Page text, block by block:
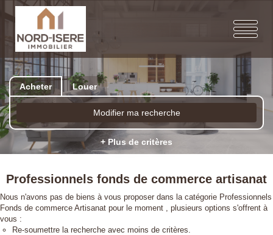
Acheter Louer
Modifier ma recherche
+ Plus de critères
Professionnels fonds de commerce artisanat
Nous n'avons pas de biens à vous proposer dans la catégorie Professionnels
Fonds de commerce Artisanat pour le moment , plusieurs options s'offrent à
vous :
Re-soumettre la recherche avec moins de critères.